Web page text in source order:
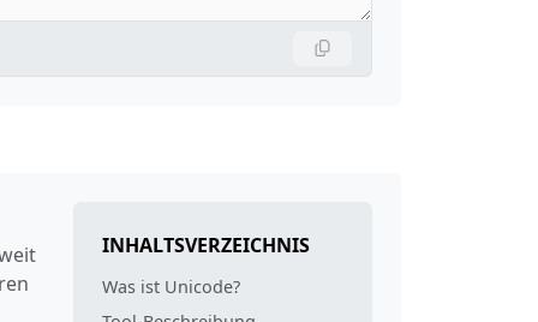
INHALTSVERZEICHNIS
Was ist Unicode?